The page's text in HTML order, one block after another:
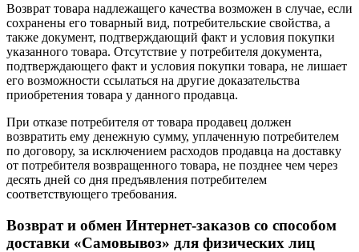
Возврат товара надлежащего качества возможен в случае, если
сохранены его товарный вид, потребительские свойства, а
также документ, подтверждающий факт и условия покупки
указанного товара. Отсутствие у потребителя документа,
подтверждающего факт и условия покупки товара, не лишает
его возможности ссылаться на другие доказательства
приобретения товара у данного продавца.
При отказе потребителя от товара продавец должен
возвратить ему денежную сумму, уплаченную потребителем
по договору, за исключением расходов продавца на доставку
от потребителя возвращенного товара, не позднее чем через
десять дней со дня предъявления потребителем
соответствующего требования.
Возврат и обмен Интернет-заказов со способом
доставки «Самовывоз» для физических лиц